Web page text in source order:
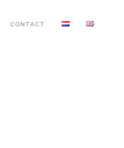
CONTACT